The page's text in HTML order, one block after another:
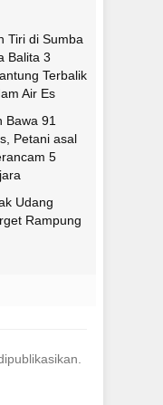
Tiri di Sumba
Balita 3
Terbalik
Air Es
Bawa 91
Petani asal
5
Udang
Rampung